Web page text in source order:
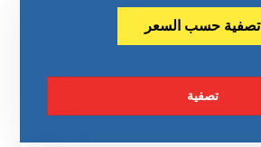
تصفية حسب السعر
تصفية